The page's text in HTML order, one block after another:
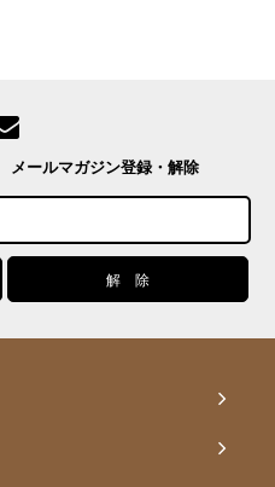
メールマガジン登録・解除